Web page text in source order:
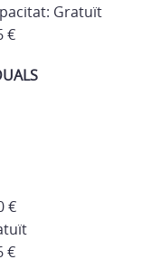
Gratuït
€
€
€